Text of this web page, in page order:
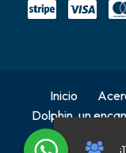
Inicio
Dolphin, un
elegancia a